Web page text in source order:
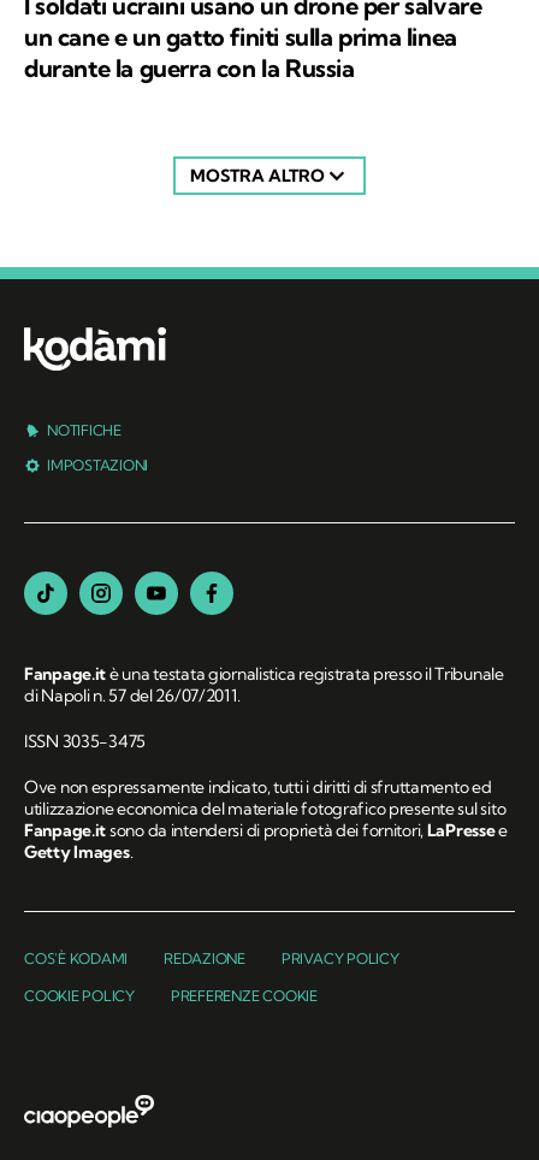
un cane e un gatto finiti sulla prima linea
durante la guerra con la Russia
MOSTRA ALTRO
NOTIFICHE
IMPOSTAZIONI
Fanpage.itè una testata giornalistica registrata presso il Tribunale
di Napoli n. 57 del 26/07/2011.
ISSN 3035-3475
Ove non espressamente indicato, tutti i diritti di sfruttamento ed
utilizzazione economica del materiale fotografico presente sul sito
Fanpage.itsono da intendersi di proprietà dei fornitori, LaPressee
Getty Images.
COS'È KODAMI REDAZIONE PRIVACY POLICY
COOKIE POLICY PREFERENZE COOKIE